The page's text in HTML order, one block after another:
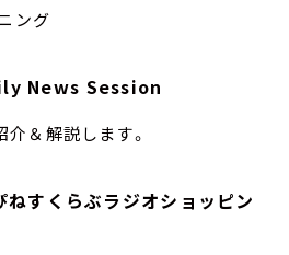
ング
News Session
＆解説します。
すくらぶラジオショッピン